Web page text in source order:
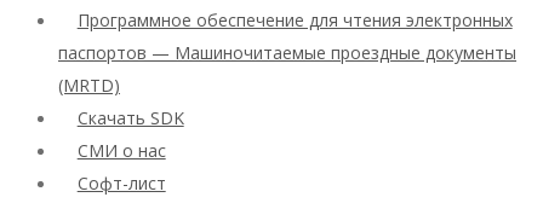
Программное обеспечение для чтения электронных
паспортов — Машиночитаемые проездные документы
(MRTD)
Скачать SDK
СМИ о нас
Софт-лист